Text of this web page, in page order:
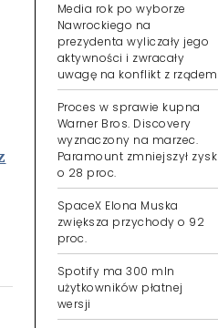
Media rok po wyborze
Nawrockiego na
prezydenta wyliczały jego
aktywności i zwracały
uwagę na konflikt z rządem
Proces w sprawie kupna
Warner Bros. Discovery
wyznaczony na marzec.
Paramount zmniejszył zysk
o 28 proc.
SpaceX Elona Muska
zwiększa przychody o 92
proc.
Spotify ma 300 mln
użytkowników płatnej
wersji